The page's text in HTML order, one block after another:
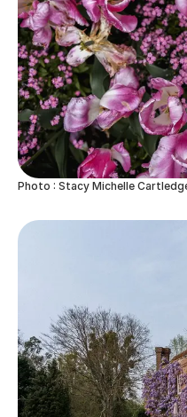
Photo : Stacy Michelle